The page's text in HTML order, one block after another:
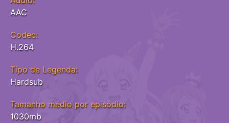
AAC
Codec:
H.264
Tipo de Legenda:
Hardsub
Tamanho médio por episódio:
1030mb